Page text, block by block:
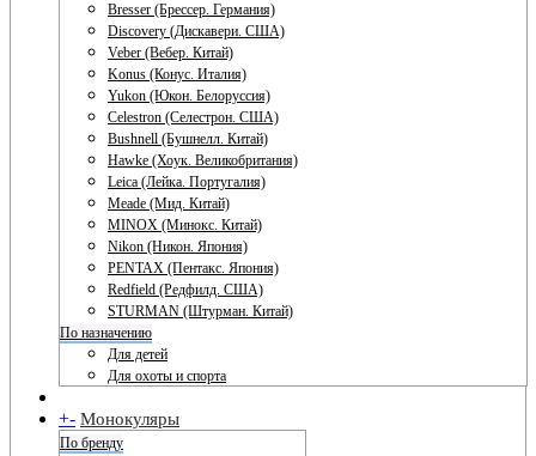
Bresser (Брессер. Германия)
Discovery (Дискавери. США)
Veber (Вебер. Китай)
Konus (Конус. Италия)
Yukon (Юкон. Белоруссия)
Celestron (Селестрон. США)
Bushnell (Бушнелл. Китай)
Hawke (Хоук. Великобритания)
Leica (Лейка. Португалия)
Meade (Мид. Китай)
MINOX (Минокс. Китай)
Nikon (Никон. Япония)
PENTAX (Пентакс. Япония)
Redfield (Редфилд. США)
STURMAN (Штурман. Китай)
По назначению
Для детей
Для охоты и спорта
+- Монокуляры
По бренду